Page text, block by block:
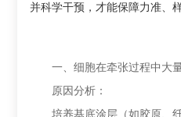
并科学干预，才能保障力准、
一、细胞在牵张过程中大
原因分析：
培养基底涂层（如胶原、纤